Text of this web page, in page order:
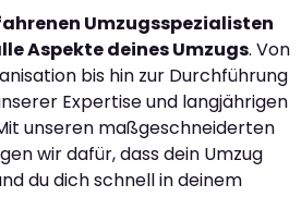
Umzugsspezialisten
Aspekte deines Umzugs. Von
bis hin zur Durchführung
Expertise und langjährigen
unseren maßgeschneiderten
wir dafür, dass dein Umzug
du dich schnell in deinem